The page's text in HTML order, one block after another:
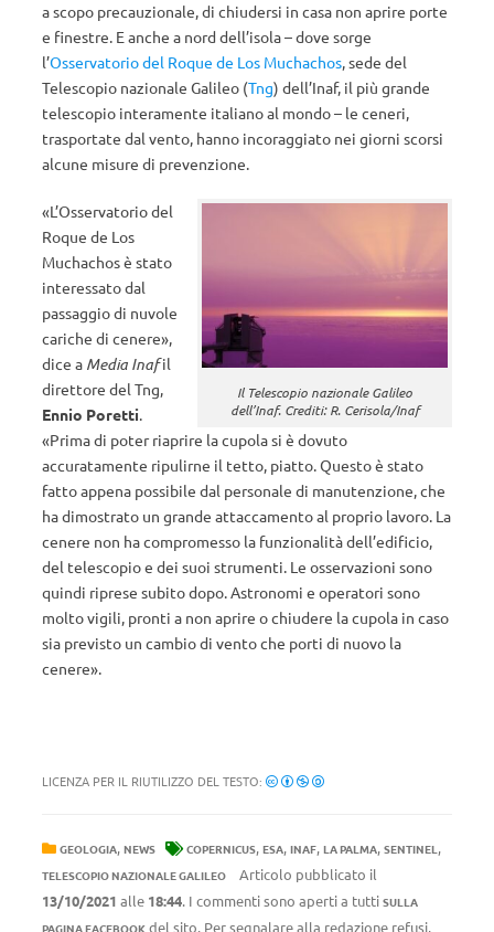
a scopo precauzionale, di chiudersi in casa non aprire porte
e finestre. E anche a nord dell’isola – dove sorge
l’Osservatorio del Roque de Los Muchachos, sede del
Telescopio nazionale Galileo (Tng) dell’Inaf, il più grande
telescopio interamente italiano al mondo – le ceneri,
trasportate dal vento, hanno incoraggiato nei giorni scorsi
alcune misure di prevenzione.
Il Telescopio nazionale Galileo
dell’Inaf. Crediti: R. Cerisola/Inaf
«L’Osservatorio del
Roque de Los
Muchachos è stato
interessato dal
passaggio di nuvole
cariche di cenere»,
dice a Media Inafil
direttore del Tng,
Ennio Poretti.
«Prima di poter riaprire la cupola si è dovuto
accuratamente ripulirne il tetto, piatto. Questo è stato
fatto appena possibile dal personale di manutenzione, che
ha dimostrato un grande attaccamento al proprio lavoro. La
cenere non ha compromesso la funzionalità dell’edificio,
del telescopio e dei suoi strumenti. Le osservazioni sono
quindi riprese subito dopo. Astronomi e operatori sono
molto vigili, pronti a non aprire o chiudere la cupola in caso
sia previsto un cambio di vento che porti di nuovo la
cenere».
LICENZA PER IL RIUTILIZZO DEL TESTO:
GEOLOGIA, NEWS COPERNICUS, ESA, INAF, LA PALMA, SENTINEL,
TELESCOPIO NAZIONALE GALILEO
Articolo pubblicato il
13/10/2021 alle 18:44. I commenti sono aperti a tutti SULLA
PAGINA FACEBOOK del sito. Per segnalare alla redazione refusi,